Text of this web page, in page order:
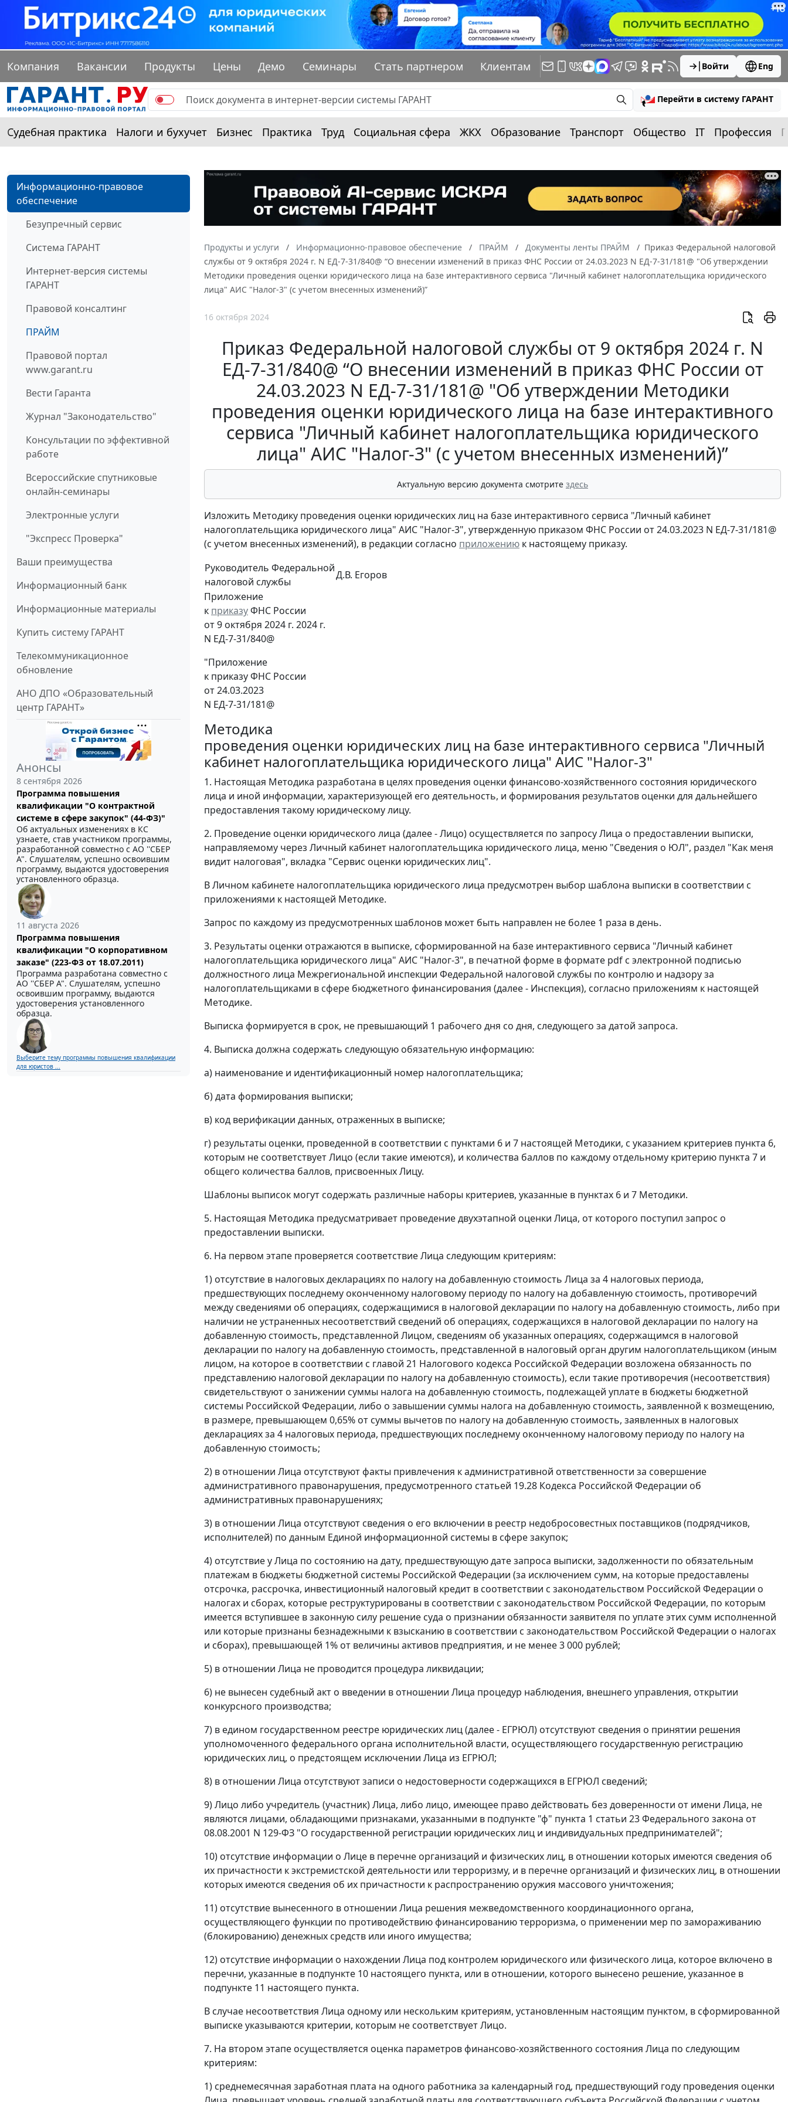
Компания Вакансии Продукты Цены Демо Семинары Стать партнером Клиентам Войти Eng
Перейти в систему ГАРАНТ
Судебная практика Налоги и бухучет Бизнес Практика Труд Социальная сфера ЖКХ Образование Транспорт Общество IT Профессия
Информационно-правовое
обеспечение
Безупречный сервис
Система ГАРАНТ
Интернет-версия системы
ГАРАНТ
Правовой консалтинг
ПРАЙМ
Правовой портал
www.garant.ru
Вести Гаранта
Журнал "Законодательство"
Консультации по эффективной
работе
Всероссийские спутниковые
онлайн-семинары
Электронные услуги
"Экспресс Проверка"
Ваши преимущества
Информационный банк
Информационные материалы
Купить систему ГАРАНТ
Телекоммуникационное
обновление
АНО ДПО «Образовательный
центр ГАРАНТ»
Анонсы
8 сентября 2026
Программа повышения
квалификации "О контрактной
системе в сфере закупок" (44-ФЗ)"
Об актуальных изменениях в КС
узнаете, став участником программы,
разработанной совместно с АО ''СБЕР
А". Слушателям, успешно освоившим
программу, выдаются удостоверения
установленного образца.
11 августа 2026
Программа повышения
квалификации "О корпоративном
заказе" (223-ФЗ от 18.07.2011)
Программа разработана совместно с
АО ''СБЕР А". Слушателям, успешно
освоившим программу, выдаются
удостоверения установленного
образца.
Выберите тему программы повышения квалификации
для юристов ...
Продукты и услуги Информационно-правовое обеспечение ПРАЙМ Документы ленты ПРАЙМ
Приказ Федеральной налоговой
службы от 9 октября 2024 г. N ЕД-7-31/840@ “О внесении изменений в приказ ФНС России от 24.03.2023 N ЕД-7-31/181@ "Об утверждении
Методики проведения оценки юридического лица на базе интерактивного сервиса "Личный кабинет налогоплательщика юридического
лица" АИС "Налог-3" (с учетом внесенных изменений)”
16 октября 2024
Приказ Федеральной налоговой службы от 9 октября 2024 г. N
ЕД-7-31/840@ “О внесении изменений в приказ ФНС России от
24.03.2023 N ЕД-7-31/181@ "Об утверждении Методики
проведения оценки юридического лица на базе интерактивного
сервиса "Личный кабинет налогоплательщика юридического
лица" АИС "Налог-3" (с учетом внесенных изменений)”
Актуальную версию документа смотрите здесь
Изложить Методику проведения оценки юридических лиц на базе интерактивного сервиса "Личный кабинет
налогоплательщика юридического лица" АИС "Налог-3", утвержденную приказом ФНС России от 24.03.2023 N ЕД-7-31/181@
(с учетом внесенных изменений), в редакции согласно приложению к настоящему приказу.
Руководитель Федеральной
налоговой службы
Д.В. Егоров
Приложение
к приказуФНС России
от 9 октября 2024 г. 2024 г.
N ЕД-7-31/840@
"Приложение
к приказу ФНС России
от 24.03.2023
N ЕД-7-31/181@
Методика
проведения оценки юридических лиц на базе интерактивного сервиса "Личный
кабинет налогоплательщика юридического лица" АИС "Налог-3"
1. Настоящая Методика разработана в целях проведения оценки финансово-хозяйственного состояния юридического
лица и иной информации, характеризующей его деятельность, и формирования результатов оценки для дальнейшего
предоставления такому юридическому лицу.
2. Проведение оценки юридического лица (далее - Лицо) осуществляется по запросу Лица о предоставлении выписки,
направляемому через Личный кабинет налогоплательщика юридического лица, меню "Сведения о ЮЛ", раздел "Как меня
видит налоговая", вкладка "Сервис оценки юридических лиц".
В Личном кабинете налогоплательщика юридического лица предусмотрен выбор шаблона выписки в соответствии с
приложениями к настоящей Методике.
Запрос по каждому из предусмотренных шаблонов может быть направлен не более 1 раза в день.
3. Результаты оценки отражаются в выписке, сформированной на базе интерактивного сервиса "Личный кабинет
налогоплательщика юридического лица" АИС "Налог-3", в печатной форме в формате pdf с электронной подписью
должностного лица Межрегиональной инспекции Федеральной налоговой службы по контролю и надзору за
налогоплательщиками в сфере бюджетного финансирования (далее - Инспекция), согласно приложениям к настоящей
Методике.
Выписка формируется в срок, не превышающий 1 рабочего дня со дня, следующего за датой запроса.
4. Выписка должна содержать следующую обязательную информацию:
а) наименование и идентификационный номер налогоплательщика;
б) дата формирования выписки;
в) код верификации данных, отраженных в выписке;
г) результаты оценки, проведенной в соответствии с пунктами 6 и 7 настоящей Методики, с указанием критериев пункта 6,
которым не соответствует Лицо (если такие имеются), и количества баллов по каждому отдельному критерию пункта 7 и
общего количества баллов, присвоенных Лицу.
Шаблоны выписок могут содержать различные наборы критериев, указанные в пунктах 6 и 7 Методики.
5. Настоящая Методика предусматривает проведение двухэтапной оценки Лица, от которого поступил запрос о
предоставлении выписки.
6. На первом этапе проверяется соответствие Лица следующим критериям:
1) отсутствие в налоговых декларациях по налогу на добавленную стоимость Лица за 4 налоговых периода,
предшествующих последнему оконченному налоговому периоду по налогу на добавленную стоимость, противоречий
между сведениями об операциях, содержащимися в налоговой декларации по налогу на добавленную стоимость, либо при
наличии не устраненных несоответствий сведений об операциях, содержащихся в налоговой декларации по налогу на
добавленную стоимость, представленной Лицом, сведениям об указанных операциях, содержащимся в налоговой
декларации по налогу на добавленную стоимость, представленной в налоговый орган другим налогоплательщиком (иным
лицом, на которое в соответствии с главой 21 Налогового кодекса Российской Федерации возложена обязанность по
представлению налоговой декларации по налогу на добавленную стоимость), если такие противоречия (несоответствия)
свидетельствуют о занижении суммы налога на добавленную стоимость, подлежащей уплате в бюджеты бюджетной
системы Российской Федерации, либо о завышении суммы налога на добавленную стоимость, заявленной к возмещению,
в размере, превышающем 0,65% от суммы вычетов по налогу на добавленную стоимость, заявленных в налоговых
декларациях за 4 налоговых периода, предшествующих последнему оконченному налоговому периоду по налогу на
добавленную стоимость;
2) в отношении Лица отсутствуют факты привлечения к административной ответственности за совершение
административного правонарушения, предусмотренного статьей 19.28 Кодекса Российской Федерации об
административных правонарушениях;
3) в отношении Лица отсутствуют сведения о его включении в реестр недобросовестных поставщиков (подрядчиков,
исполнителей) по данным Единой информационной системы в сфере закупок;
4) отсутствие у Лица по состоянию на дату, предшествующую дате запроса выписки, задолженности по обязательным
платежам в бюджеты бюджетной системы Российской Федерации (за исключением сумм, на которые предоставлены
отсрочка, рассрочка, инвестиционный налоговый кредит в соответствии с законодательством Российской Федерации о
налогах и сборах, которые реструктурированы в соответствии с законодательством Российской Федерации, по которым
имеется вступившее в законную силу решение суда о признании обязанности заявителя по уплате этих сумм исполненной
или которые признаны безнадежными к взысканию в соответствии с законодательством Российской Федерации о налогах
и сборах), превышающей 1% от величины активов предприятия, и не менее 3 000 рублей;
5) в отношении Лица не проводится процедура ликвидации;
6) не вынесен судебный акт о введении в отношении Лица процедур наблюдения, внешнего управления, открытии
конкурсного производства;
7) в едином государственном реестре юридических лиц (далее - ЕГРЮЛ) отсутствуют сведения о принятии решения
уполномоченного федерального органа исполнительной власти, осуществляющего государственную регистрацию
юридических лиц, о предстоящем исключении Лица из ЕГРЮЛ;
8) в отношении Лица отсутствуют записи о недостоверности содержащихся в ЕГРЮЛ сведений;
9) Лицо либо учредитель (участник) Лица, либо лицо, имеющее право действовать без доверенности от имени Лица, не
являются лицами, обладающими признаками, указанными в подпункте "ф" пункта 1 статьи 23 Федерального закона от
08.08.2001 N 129-ФЗ "О государственной регистрации юридических лиц и индивидуальных предпринимателей";
10) отсутствие информации о Лице в перечне организаций и физических лиц, в отношении которых имеются сведения об
их причастности к экстремистской деятельности или терроризму, и в перечне организаций и физических лиц, в отношении
которых имеются сведения об их причастности к распространению оружия массового уничтожения;
11) отсутствие вынесенного в отношении Лица решения межведомственного координационного органа,
осуществляющего функции по противодействию финансированию терроризма, о применении мер по замораживанию
(блокированию) денежных средств или иного имущества;
12) отсутствие информации о нахождении Лица под контролем юридического или физического лица, которое включено в
перечни, указанные в подпункте 10 настоящего пункта, или в отношении, которого вынесено решение, указанное в
подпункте 11 настоящего пункта.
В случае несоответствия Лица одному или нескольким критериям, установленным настоящим пунктом, в сформированной
выписке указываются критерии, которым не соответствует Лицо.
7. На втором этапе осуществляется оценка параметров финансово-хозяйственного состояния Лица по следующим
критериям:
1) среднемесячная заработная плата на одного работника за календарный год, предшествующий году проведения оценки